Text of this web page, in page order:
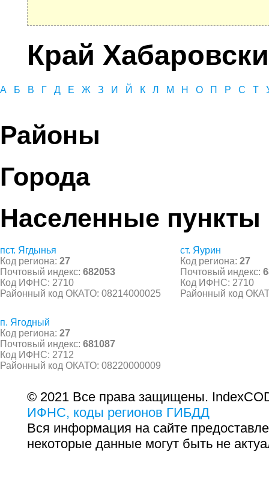
Край
А Б В Г Д Е Ж З И Й К Л М Н О П Р С Т
Районы
Города
Населенные пункты
пст. Ягдынья
Код региона: 27
Почтовый индекс: 682053
Код ИФНС: 2710
Районный код ОКАТО: 08214000025
ст. Яурин
Код региона: 27
Почтовый индекс:
Код ИФНС: 2710
Районный код
п. Ягодный
Код региона: 27
Почтовый индекс: 681087
Код ИФНС: 2712
Районный код ОКАТО: 08220000009
© 2021 Все права защищены.
ИФНС, коды регионов ГИБДД
Вся информация на сайте
некоторые данные могут быть не